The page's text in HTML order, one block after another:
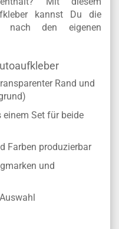
kannst Du die
nach den eigenen
Rand und
einem Set für beide
Farben produzierbar
und